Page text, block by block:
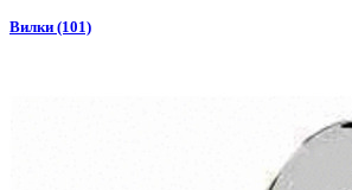
Вилки (101)